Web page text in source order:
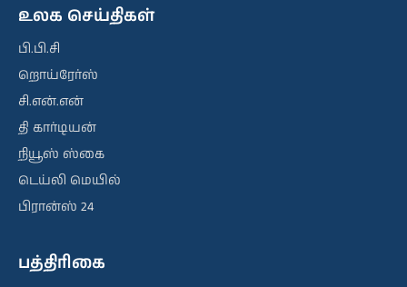
உலக செய்திகள்
பி.பி.சி
றொய்ரேர்ஸ்
சி.என்.என்
தி கார்டியன்
நியூஸ் ஸ்கை
டெய்லி மெயில்
பிரான்ஸ் 24
பத்திரிகை